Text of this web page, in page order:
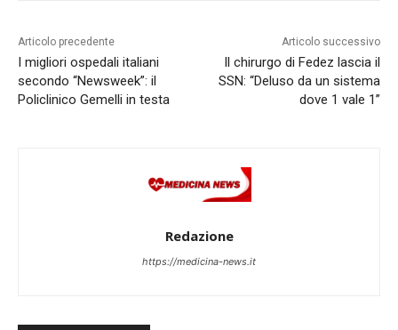
Articolo precedente
I migliori ospedali italiani
secondo “Newsweek”: il
Policlinico Gemelli in testa
Articolo successivo
Il chirurgo di Fedez lascia il
SSN: “Deluso da un sistema
dove 1 vale 1”
Redazione
https://medicina-news.it